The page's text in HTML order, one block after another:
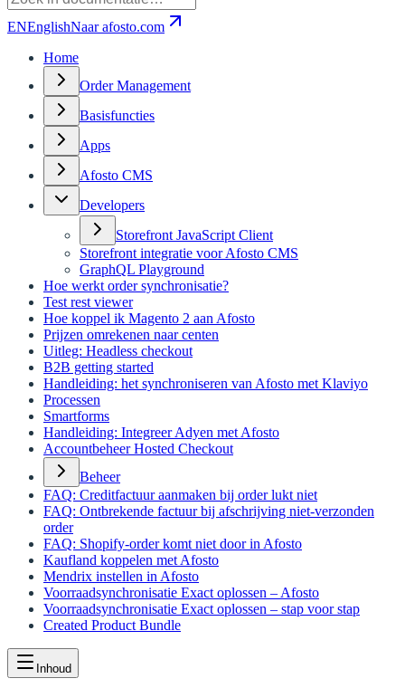
ENEnglishNaar afosto.com
Home
Order Management
Basisfuncties
Apps
Afosto CMS
Developers
Storefront JavaScript Client
Storefront integratie voor Afosto CMS
GraphQL Playground
Hoe werkt order synchronisatie?
Test rest viewer
Hoe koppel ik Magento 2 aan Afosto
Prijzen omrekenen naar centen
Uitleg: Headless checkout
B2B getting started
Handleiding: het synchroniseren van Afosto met Klaviyo
Processen
Smartforms
Handleiding: Integreer Adyen met Afosto
Accountbeheer Hosted Checkout
Beheer
FAQ: Creditfactuur aanmaken bij order lukt niet
FAQ: Ontbrekende factuur bij afschrijving niet-verzonden
order
FAQ: Shopify-order komt niet door in Afosto
Kaufland koppelen met Afosto
Mendrix instellen in Afosto
Voorraadsynchronisatie Exact oplossen – Afosto
Voorraadsynchronisatie Exact oplossen – stap voor stap
Created Product Bundle
Inhoud